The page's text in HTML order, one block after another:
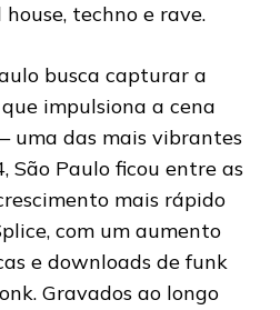
techno e rave.
busca capturar a
impulsiona a cena
uma das mais vibrantes
São Paulo ficou entre as
mais rápido
com um aumento
e downloads de funk
Gravados ao longo